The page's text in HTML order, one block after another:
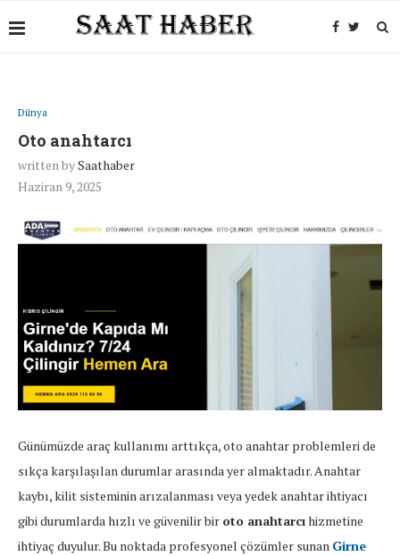
Dünya
Oto anahtarcı
written bySaathaber
Haziran 9, 2025
Günümüzde araç kullanımı arttıkça, oto anahtar problemleri de
sıkça karşılaşılan durumlar arasında yer almaktadır. Anahtar
kaybı, kilit sisteminin arızalanması veya yedek anahtar ihtiyacı
gibi durumlarda hızlı ve güvenilir bir oto anahtarcıhizmetine
ihtiyaç duyulur. Bu noktada profesyonel çözümler sunan Girne